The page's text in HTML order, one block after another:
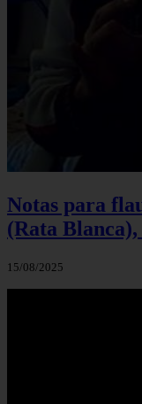
Notas para
(Rata
15/08/2025